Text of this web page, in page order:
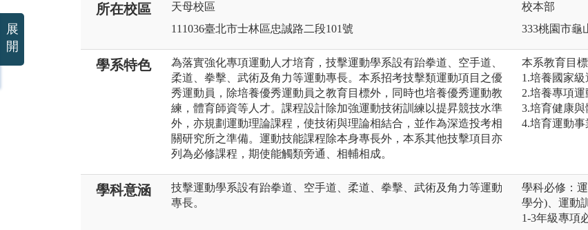
所在校區
天母校區
111036臺北市士林區忠誠路二段101號
校本部
333桃園市龜
學系特色
為落實強化專項運動人才培育，技擊運動學系設有跆拳道、空手道、
柔道、拳擊、武術及角力等運動專長。本系招考技擊類運動項目之優
秀運動員，除培養優秀運動員之教育目標外，同時也培養優秀運動教
練，體育師資等人才。課程設計除加強運動技術訓練以提昇競技水準
外，亦規劃運動理論課程，使技術與理論相結合，並作為深造投考相
關研究所之準備。運動技能課程除本身專長外，本系其他技擊項目亦
列為必修課程，期使能觸類旁通、相輔相成。
本系教育目標
1.培養國家級
2.培養專項運
3.培育健康與
4.培育運動事
學科意涵
技擊運動學系設有跆拳道、空手道、柔道、拳擊、武術及角力等運動
專長。
學科必修：
學分)、運動
1-3年級專項
展
開